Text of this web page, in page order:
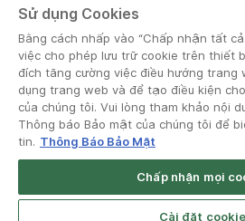
© Grab 2010 -
Grab Driver for Android
Sử dụng Cookies
Bằng cách nhấp vào “Chấp nhận tất
việc cho phép lưu trữ cookie trên thiết
đích tăng cường việc điều hướng trang
dụng trang web và để tạo điều kiện
của chúng tôi. Vui lòng tham khảo nội
Thông báo Bảo mật của chúng tôi để
tin. Thông Báo Bảo Mật
Chấp nhận mọi
Cài đặt cookie